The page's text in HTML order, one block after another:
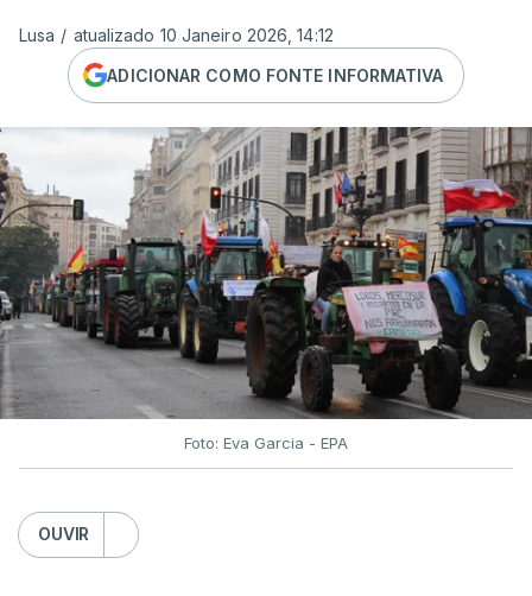
Lusa / atualizado 10 Janeiro 2026, 14:12
ADICIONAR COMO FONTE INFORMATIVA
Foto: Eva Garcia - EPA
OUVIR